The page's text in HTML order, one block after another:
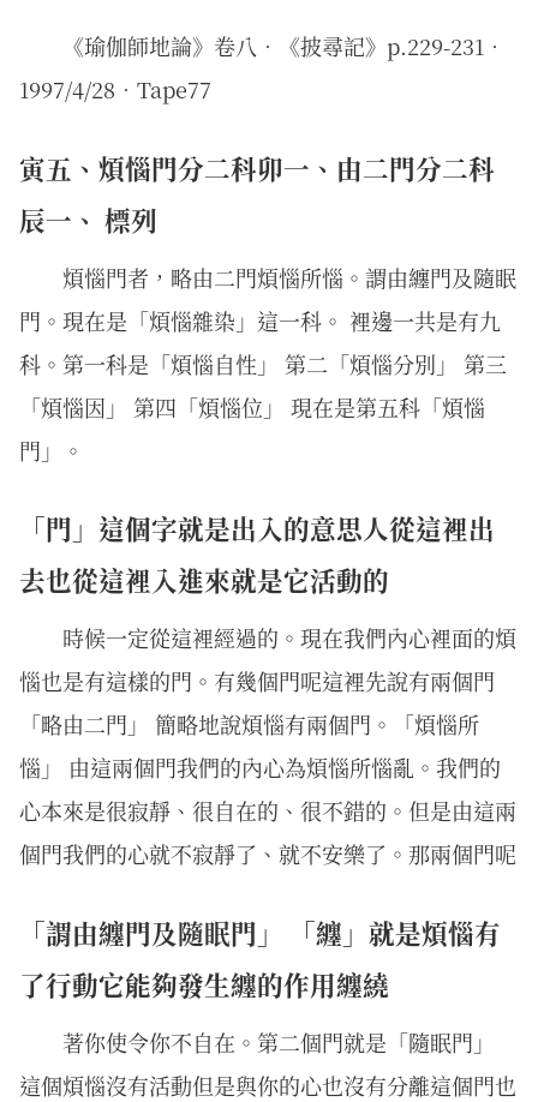
《瑜伽師地論》卷八．《披尋記》p.229-231．
1997/4/28．Tape77
寅五、煩惱門分二科卯一、由二門分二科
辰一、 標列
煩惱門者，略由二門煩惱所惱。謂由纏門及隨眠
門。現在是「煩惱雜染」這一科。 裡邊一共是有九
科。第一科是「煩惱自性」 第二「煩惱分別」 第三
「煩惱因」 第四「煩惱位」 現在是第五科「煩惱
門」。
「門」這個字就是出入的意思人從這裡出
去也從這裡入進來就是它活動的
時候一定從這裡經過的。現在我們內心裡面的煩
惱也是有這樣的門。有幾個門呢這裡先說有兩個門
「略由二門」 簡略地說煩惱有兩個門。「煩惱所
惱」 由這兩個門我們的內心為煩惱所惱亂。我們的
心本來是很寂靜、很自在的、很不錯的。但是由這兩
個門我們的心就不寂靜了、就不安樂了。那兩個門呢
「謂由纏門及隨眠門」 「纏」就是煩惱有
了行動它能夠發生纏的作用纏繞
著你使令你不自在。第二個門就是「隨眠門」
這個煩惱沒有活動但是與你的心也沒有分離這個門也